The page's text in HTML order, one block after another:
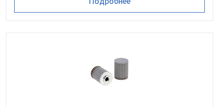
HEK0220122ASMI025VMB17
HEK0220122ASMI125VMB17